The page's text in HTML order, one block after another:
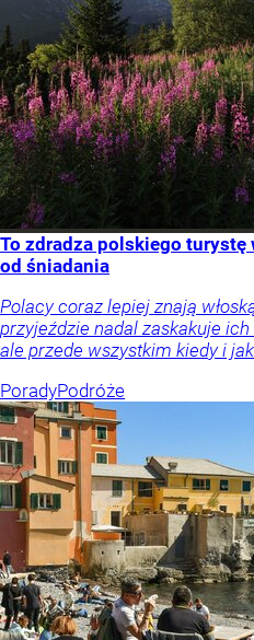
To zdradza polskiego turystę
od śniadania
Polacy coraz lepiej znają
przyjeździe nadal zaskakuje ich
ale przede wszystkim kiedy i
PoradyPodróże